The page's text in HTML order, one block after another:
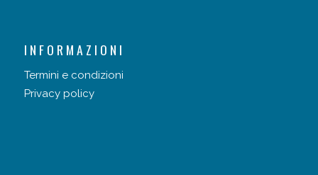
INFORMAZIONI
Termini e condizioni
Privacy policy